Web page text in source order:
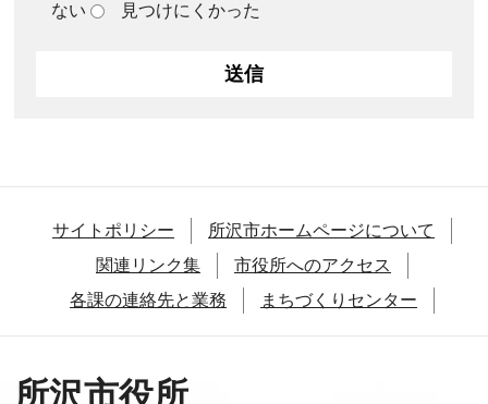
ない
見つけにくかった
サイトポリシー
所沢市ホームページについて
関連リンク集
市役所へのアクセス
各課の連絡先と業務
まちづくりセンター
所沢市役所